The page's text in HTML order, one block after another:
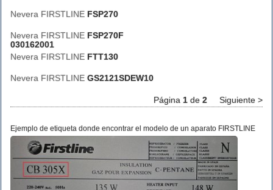
Nevera FIRSTLINE FSP270
Nevera FIRSTLINE FSP270F
030162001
Nevera FIRSTLINE FTT130
Nevera FIRSTLINE GS2121SDEW10
Página 1 de 2 Siguiente >
Ejemplo de etiqueta donde encontrar el modelo de un aparato FIRSTLINE